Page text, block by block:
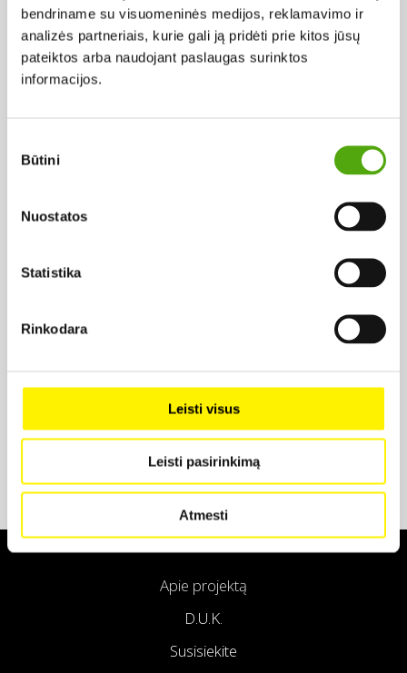
bendriname su visuomeninės medijos, reklamavimo ir
analizės partneriais, kurie gali ją pridėti prie kitos jūsų
pateiktos arba naudojant paslaugas surinktos
informacijos.
pasirinkimas
Būtini
Nuostatos
Statistika
Rinkodara
Leisti visus
Leisti pasirinkimą
Atmesti
Apie projektą
D.U.K.
Susisiekite